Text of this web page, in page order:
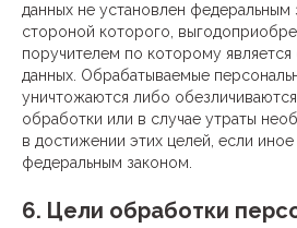
данных не установлен федеральным
стороной которого,
поручителем по которому является
данных. Обрабатываемые
уничтожаются либо
обработки или в случае утраты
в достижении этих целей, если
федеральным законом.
6. Цели обработки